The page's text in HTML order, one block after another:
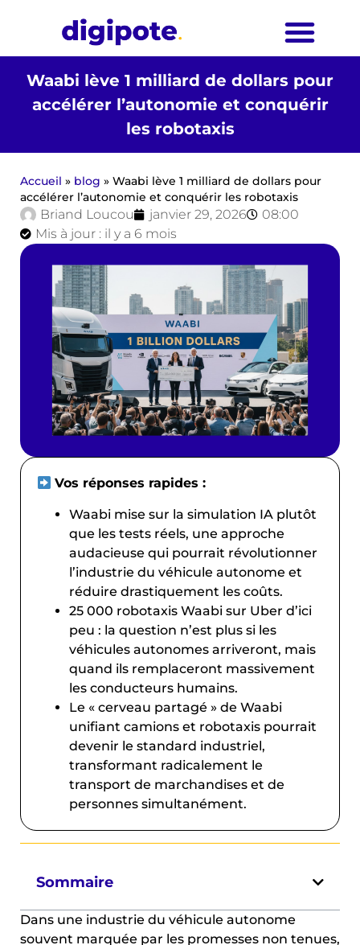
Waabi lève 1 milliard de dollars pour
accélérer l’autonomie et conquérir
les robotaxis
Accueil » blog » Waabi lève 1 milliard de dollars pour
accélérer l’autonomie et conquérir les robotaxis
Briand Loucou janvier 29, 2026
08:00
Mis à jour : il y a 6 mois
Vos réponses rapides :
Waabi mise sur la simulation IA plutôt
que les tests réels, une approche
audacieuse qui pourrait révolutionner
l’industrie du véhicule autonome et
réduire drastiquement les coûts.
25 000 robotaxis Waabi sur Uber d’ici
peu : la question n’est plus si les
véhicules autonomes arriveront, mais
quand ils remplaceront massivement
les conducteurs humains.
Le « cerveau partagé » de Waabi
unifiant camions et robotaxis pourrait
devenir le standard industriel,
transformant radicalement le
transport de marchandises et de
personnes simultanément.
Sommaire
Dans une industrie du véhicule autonome
souvent marquée par les promesses non tenues,